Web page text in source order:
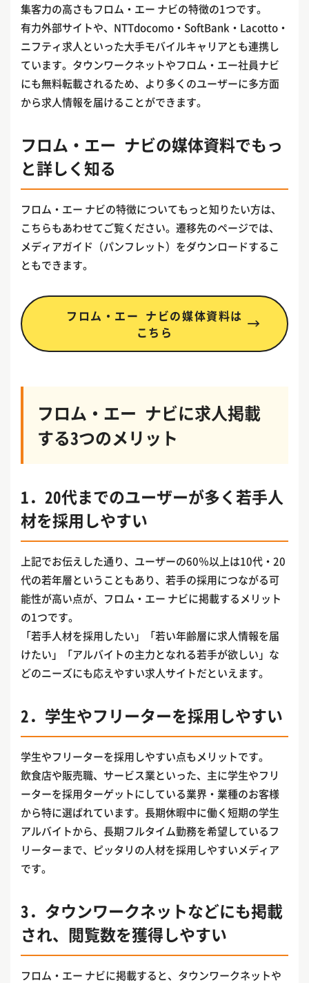
集客力の高さもフロム・エー ナビの特徴の1つです。
有力外部サイトや、NTTdocomo・SoftBank・Lacotto・
ニフティ求人といった大手モバイルキャリアとも連携し
ています。タウンワークネットやフロム・エー社員ナビ
にも無料転載されるため、より多くのユーザーに多方面
から求人情報を届けることができます。
フロム・エー ナビの媒体資料でもっ
と詳しく知る
フロム・エー ナビの特徴についてもっと知りたい方は、
こちらもあわせてご覧ください。遷移先のページでは、
メディアガイド（パンフレット）をダウンロードするこ
ともできます。
フロム・エー ナビの媒体資料は
こちら
フロム・エー ナビに求人掲載
する3つのメリット
1．20代までのユーザーが多く若手人
材を採用しやすい
上記でお伝えした通り、ユーザーの60％以上は10代・20
代の若年層ということもあり、若手の採用につながる可
能性が高い点が、フロム・エー ナビに掲載するメリット
の1つです。
「若手人材を採用したい」「若い年齢層に求人情報を届
けたい」「アルバイトの主力となれる若手が欲しい」な
どのニーズにも応えやすい求人サイトだといえます。
2．学生やフリーターを採用しやすい
学生やフリーターを採用しやすい点もメリットです。
飲食店や販売職、サービス業といった、主に学生やフリ
ーターを採用ターゲットにしている業界・業種のお客様
から特に選ばれています。長期休暇中に働く短期の学生
アルバイトから、長期フルタイム勤務を希望しているフ
リーターまで、ピッタリの人材を採用しやすいメディア
です。
3．タウンワークネットなどにも掲載
され、閲覧数を獲得しやすい
フロム・エー ナビに掲載すると、タウンワークネットや